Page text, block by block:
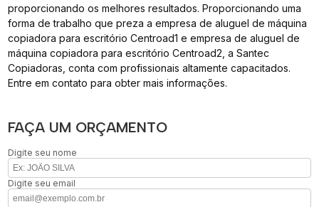
proporcionando os melhores resultados. Proporcionando uma
forma de trabalho que preza a empresa de aluguel de máquina
copiadora para escritório Centroad1 e empresa de aluguel de
máquina copiadora para escritório Centroad2, a Santec
Copiadoras, conta com profissionais altamente capacitados.
Entre em contato para obter mais informações.
FAÇA UM ORÇAMENTO
Digite seu nome
Digite seu email